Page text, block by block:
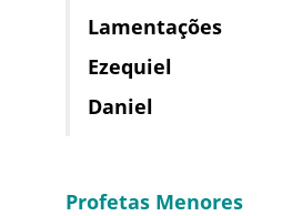
Lamentações
Ezequiel
Daniel
Profetas Menores